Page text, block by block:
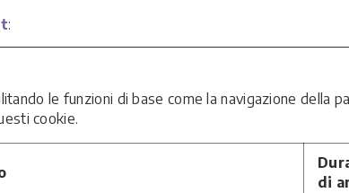
:
le funzioni di base come la navigazione della
cookie.
di